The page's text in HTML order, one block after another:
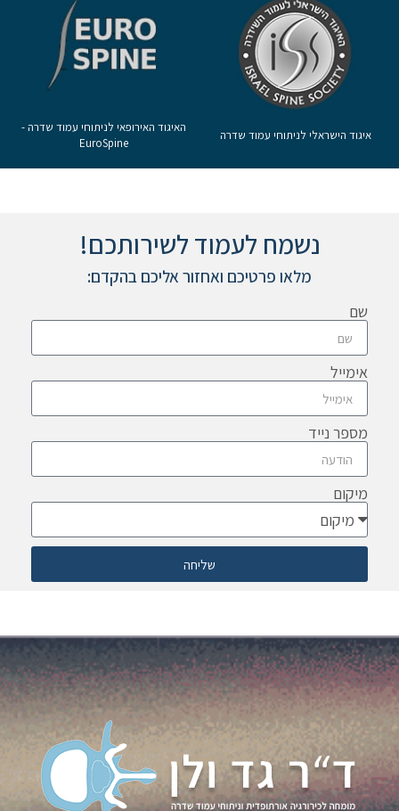
האיגוד האירופאי לניתוחי עמוד שדרה -
EuroSpine
Mayo Graduate School Of Medicine
נשמח לעמוד לשירותכם!
מלאו פרטיכם ואחזור אליכם בהקדם:
שם
אימייל
מספר נייד
מיקום
שליחה